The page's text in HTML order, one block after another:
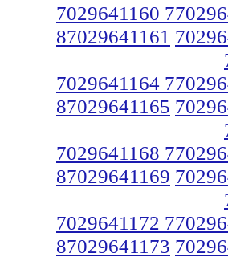
7029641160
87029641161
7029641164
87029641165
7029641168
87029641169
7029641172
87029641173